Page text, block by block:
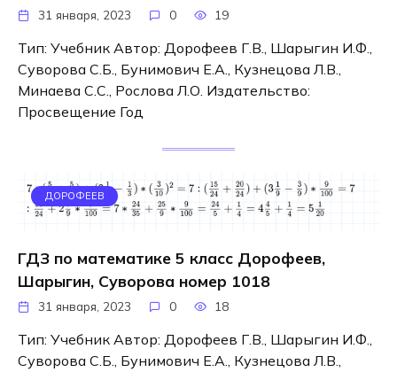
31 января, 2023 0 19
Тип: Учебник Автор: Дорофеев Г.В., Шарыгин И.Ф.,
Суворова С.Б., Бунимович Е.А., Кузнецова Л.В.,
Минаева С.С., Рослова Л.О. Издательство:
Просвещение Год
ДОРОФЕЕВ
ГДЗ по математике 5 класс Дорофеев,
Шарыгин, Суворова номер 1018
31 января, 2023 0 18
Тип: Учебник Автор: Дорофеев Г.В., Шарыгин И.Ф.,
Суворова С.Б., Бунимович Е.А., Кузнецова Л.В.,